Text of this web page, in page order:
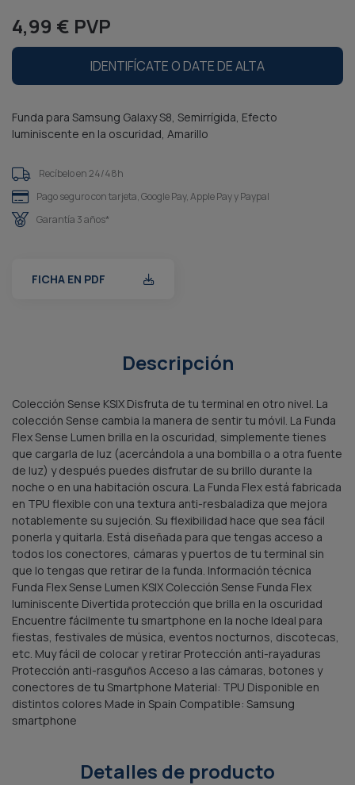
4,99 € PVP
IDENTIFÍCATE O DATE DE ALTA
Funda para Samsung Galaxy S8, Semirrígida, Efecto
luminiscente en la oscuridad, Amarillo
Recíbelo en 24/48h
Pago seguro con tarjeta, Google Pay, Apple Pay y Paypal
Garantía 3 años*
FICHA EN PDF
Descripción
Colección Sense KSIX Disfruta de tu terminal en otro nivel. La
colección Sense cambia la manera de sentir tu móvil. La Funda
Flex Sense Lumen brilla en la oscuridad, simplemente tienes
que cargarla de luz (acercándola a una bombilla o a otra fuente
de luz) y después puedes disfrutar de su brillo durante la
noche o en una habitación oscura. La Funda Flex está fabricada
en TPU flexible con una textura anti-resbaladiza que mejora
notablemente su sujeción. Su flexibilidad hace que sea fácil
ponerla y quitarla. Está diseñada para que tengas acceso a
todos los conectores, cámaras y puertos de tu terminal sin
que lo tengas que retirar de la funda. Información técnica
Funda Flex Sense Lumen KSIX Colección Sense Funda Flex
luminiscente Divertida protección que brilla en la oscuridad
Encuentre fácilmente tu smartphone en la noche Ideal para
fiestas, festivales de música, eventos nocturnos, discotecas,
etc. Muy fácil de colocar y retirar Protección anti-rayaduras
Protección anti-rasguños Acceso a las cámaras, botones y
conectores de tu Smartphone Material: TPU Disponible en
distintos colores Made in Spain Compatible: Samsung
smartphone
Detalles de producto